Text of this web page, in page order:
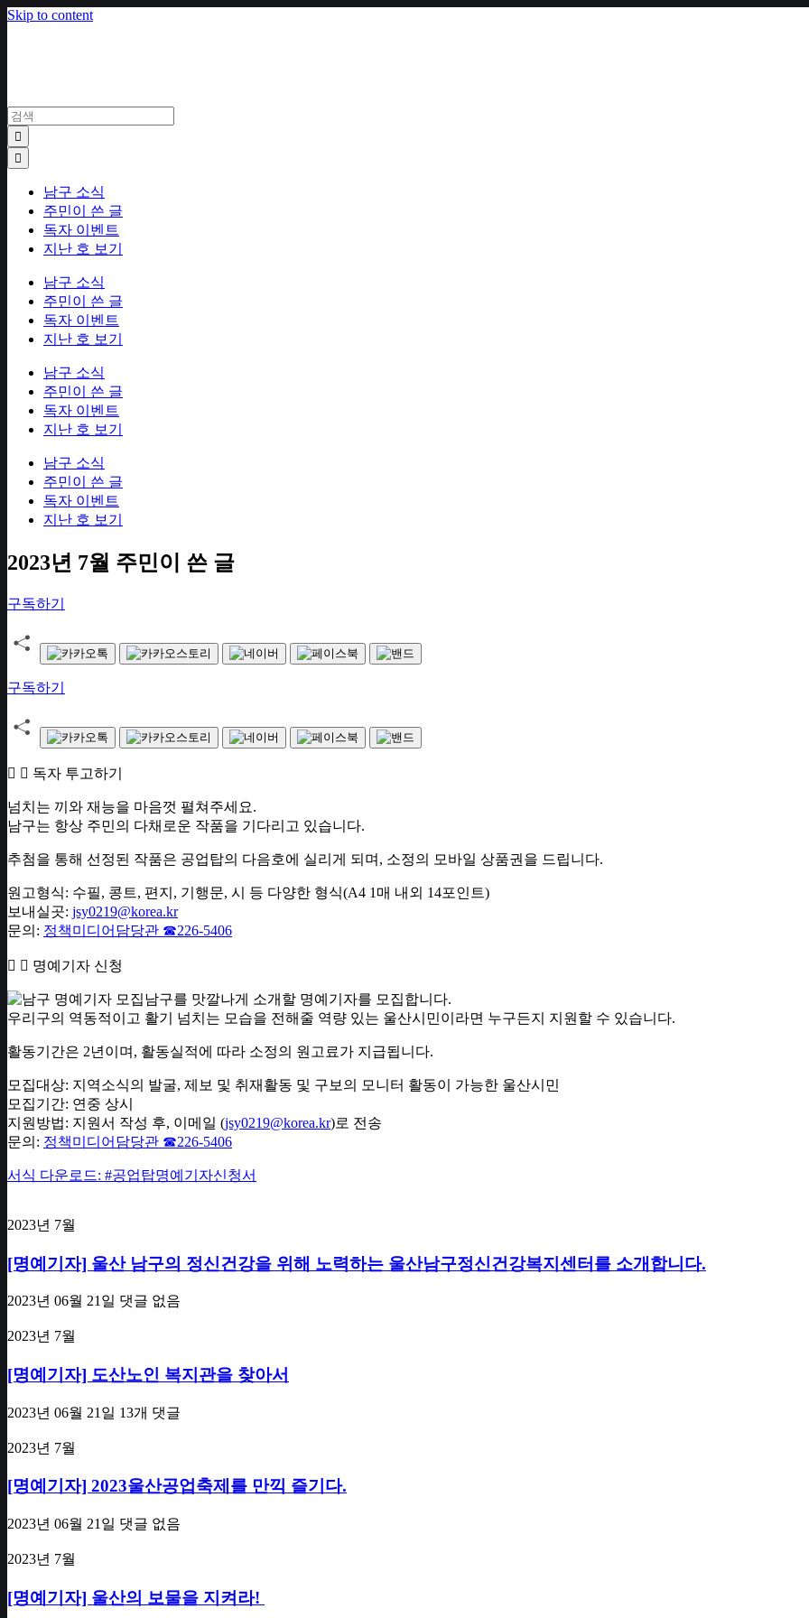
Skip to content
남구 소식
주민이 쓴 글
독자 이벤트
지난 호 보기
남구 소식
주민이 쓴 글
독자 이벤트
지난 호 보기
남구 소식
주민이 쓴 글
독자 이벤트
지난 호 보기
남구 소식
주민이 쓴 글
독자 이벤트
지난 호 보기
2023년 7월 주민이 쓴 글
구독하기
구독하기
독자 투고하기
넘치는 끼와 재능을 마음껏 펼쳐주세요.
남구는 항상 주민의 다채로운 작품을 기다리고 있습니다.
추첨을 통해 선정된 작품은 공업탑의 다음호에 실리게 되며, 소정의 모바일 상품권을 드립니다.
원고형식: 수필, 콩트, 편지, 기행문, 시 등 다양한 형식(A4 1매 내외 14포인트)
보내실곳: jsy0219@korea.kr
문의: 정책미디어담당관 ☎226-5406
명예기자 신청
남구를 맛깔나게 소개할 명예기자를 모집합니다.
우리구의 역동적이고 활기 넘치는 모습을 전해줄 역량 있는 울산시민이라면 누구든지 지원할 수 있습니다.
활동기간은 2년이며, 활동실적에 따라 소정의 원고료가 지급됩니다.
모집대상: 지역소식의 발굴, 제보 및 취재활동 및 구보의 모니터 활동이 가능한 울산시민
모집기간: 연중 상시
지원방법: 지원서 작성 후, 이메일 (jsy0219@korea.kr)로 전송
문의: 정책미디어담당관 ☎226-5406
서식 다운로드: #공업탑명예기자신청서
2023년 7월
[명예기자] 울산 남구의 정신건강을 위해 노력하는 울산남구정신건강복지센터를 소개합니다.
2023년 06월 21일 댓글 없음
2023년 7월
[명예기자] 도산노인 복지관을 찾아서
2023년 06월 21일 13개 댓글
2023년 7월
[명예기자] 2023울산공업축제를 만끽 즐기다.
2023년 06월 21일 댓글 없음
2023년 7월
[명예기자] 울산의 보물을 지켜라!